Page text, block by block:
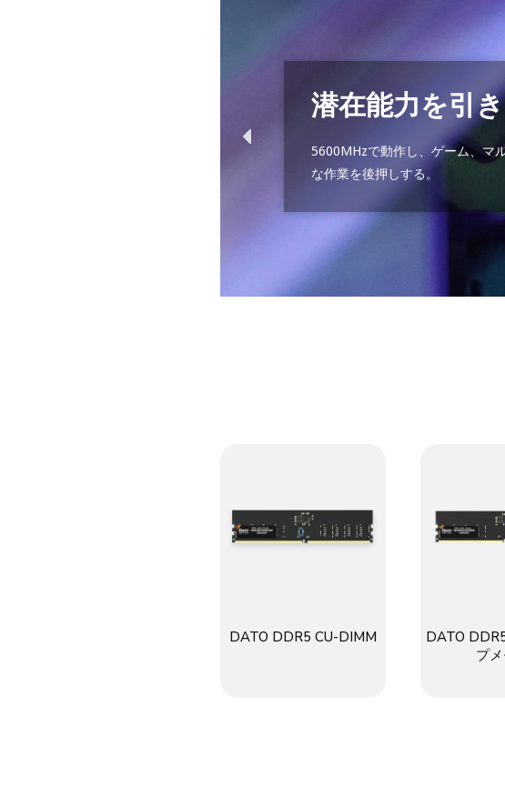
潜在能力を引
5600MHzで動作し、ゲーム、マ
な作業を後押しする。
DATO DDR5 CU-DIMM
DATO
プ